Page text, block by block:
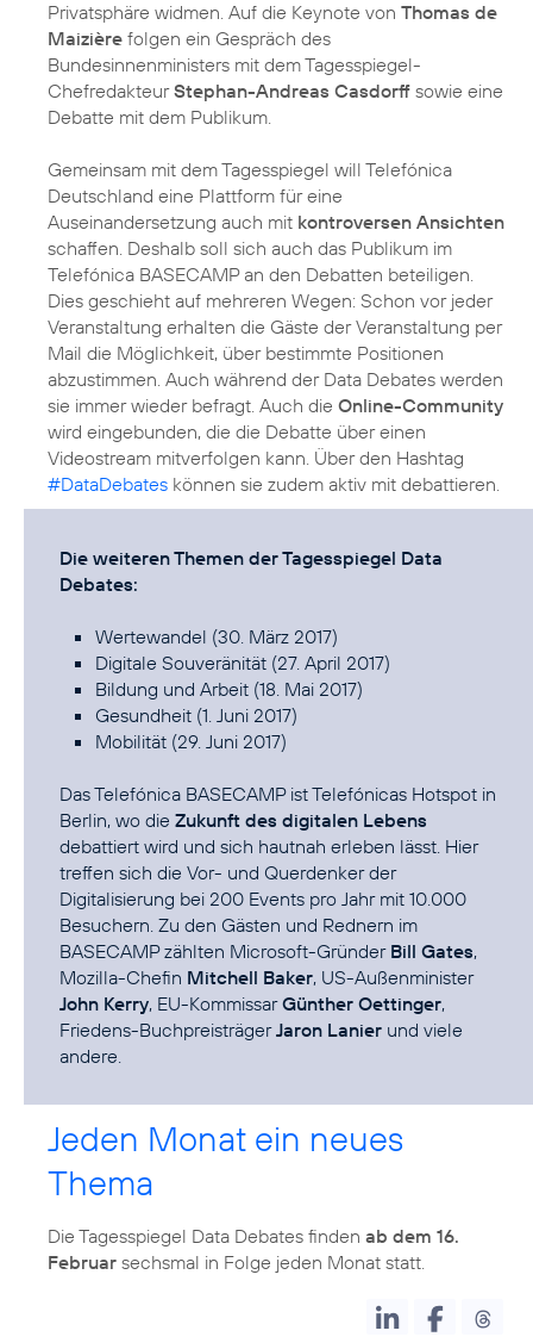
Privatsphäre widmen. Auf die Keynote von Thomas de
Maizière folgen ein Gespräch des
Bundesinnenministers mit dem Tagesspiegel-
ChefredakteurStephan-Andreas Casdorff sowie eine
Debatte mit dem Publikum.
Gemeinsam mit dem Tagesspiegel will Telefónica
Deutschland eine Plattform für eine
Auseinandersetzung auch mit kontroversen Ansichten
schaffen. Deshalb soll sich auch das Publikum im
Telefónica BASECAMP an den Debatten beteiligen.
Dies geschieht auf mehreren Wegen: Schon vor jeder
Veranstaltung erhalten die Gäste der Veranstaltung per
Mail die Möglichkeit, über bestimmte Positionen
abzustimmen. Auch während der Data Debates werden
sie immer wieder befragt. Auch die Online-Community
wird eingebunden, die die Debatte über einen
Videostream mitverfolgen kann. Über den Hashtag
#DataDebates können sie zudem aktiv mit debattieren.
Die weiteren Themen der Tagesspiegel Data
Debates:
Wertewandel (30. März 2017)
Digitale Souveränität (27. April 2017)
Bildung und Arbeit (18. Mai 2017)
Gesundheit (1. Juni 2017)
Mobilität (29. Juni 2017)
DasTelefónica BASECAMPist Telefónicas Hotspot in
Berlin, wo die Zukunft des digitalen Lebens
debattiert wird und sich hautnah erleben lässt. Hier
treffen sich die Vor- und Querdenker der
Digitalisierung bei 200 Events pro Jahr mit 10.000
Besuchern. Zu den Gästen und Rednern im
BASECAMP zählten Microsoft-Gründer Bill Gates,
Mozilla-Chefin Mitchell Baker, US-Außenminister
John Kerry, EU-KommissarGünther Oettinger,
Friedens-BuchpreisträgerJaron Lanier und viele
andere.
Jeden Monat ein neues
Thema
Die Tagesspiegel Data Debates finden ab dem 16.
Februar sechsmal in Folge jeden Monat statt.